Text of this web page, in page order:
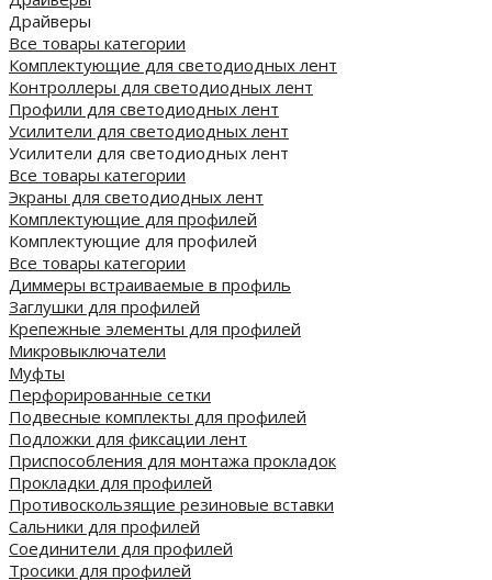
Драйверы
Все товары категории
Комплектующие для светодиодных лент
Контроллеры для светодиодных лент
Профили для светодиодных лент
Усилители для светодиодных лент
Усилители для светодиодных лент
Все товары категории
Экраны для светодиодных лент
Комплектующие для профилей
Комплектующие для профилей
Все товары категории
Диммеры встраиваемые в профиль
Заглушки для профилей
Крепежные элементы для профилей
Микровыключатели
Муфты
Перфорированные сетки
Подвесные комплекты для профилей
Подложки для фиксации лент
Приспособления для монтажа прокладок
Прокладки для профилей
Противоскользящие резиновые вставки
Сальники для профилей
Соединители для профилей
Тросики для профилей